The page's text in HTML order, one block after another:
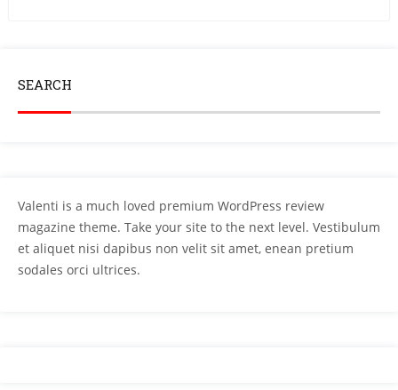
SEARCH
Valenti is a much loved premium WordPress review
magazine theme. Take your site to the next level. Vestibulum
et aliquet nisi dapibus non velit sit amet, enean pretium
sodales orci ultrices.